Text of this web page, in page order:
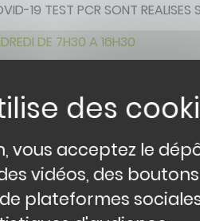
19 TEST PCR SONT REALISES
DE 7H30 A 16H30
(GUICHET 4 - VERT)
ligne sur le site
vous acceptez le
vidéos, des
plateformes